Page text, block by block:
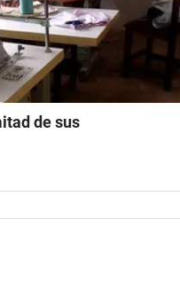
de sus